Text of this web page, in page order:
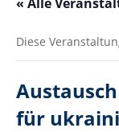
Diese
für